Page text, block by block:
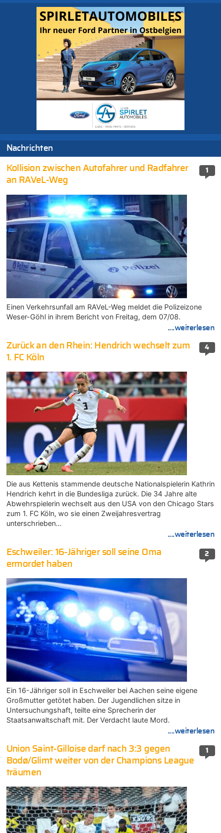
Nachrichten
1
Kollision zwischen Autofahrer und Radfahrer
an RAVeL-Weg
Einen Verkehrsunfall am RAVeL-Weg meldet die Polizeizone
Weser-Göhl in ihrem Bericht von Freitag, dem 07/08.
....weiterlesen
4
Zurück an den Rhein: Hendrich wechselt zum
1. FC Köln
Die aus Kettenis stammende deutsche Nationalspielerin Kathrin
Hendrich kehrt in die Bundesliga zurück. Die 34 Jahre alte
Abwehrspielerin wechselt aus den USA von den Chicago Stars
zum 1. FC Köln, wo sie einen Zweijahresvertrag
unterschrieben…
....weiterlesen
2
Eschweiler: 16-Jähriger soll seine Oma
ermordet haben
Ein 16-Jähriger soll in Eschweiler bei Aachen seine eigene
Großmutter getötet haben. Der Jugendlichen sitze in
Untersuchungshaft, teilte eine Sprecherin der
Staatsanwaltschaft mit. Der Verdacht laute Mord.
....weiterlesen
1
Union Saint-Gilloise darf nach 3:3 gegen
Bodø/Glimt weiter von der Champions League
träumen